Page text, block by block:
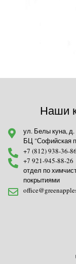
Наши
ул. Белы куна,
БЦ "Софийская
+7 (812) 938-36-86
+7 921-945-88-26
отдел по
покрытиями